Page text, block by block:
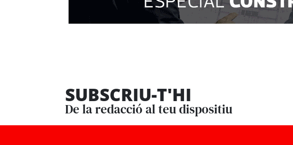
SUBSCRIU-T'HI
De la redacció al teu dispositiu